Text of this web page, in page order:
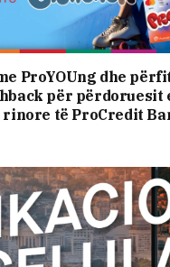
ProYOUng dhe
për përdoruesit
rinore të ProCredit